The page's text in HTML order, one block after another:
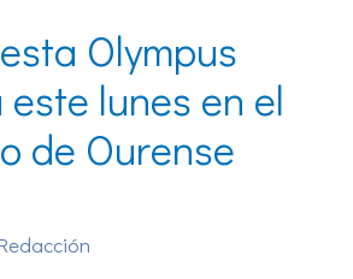
Olympus
lunes en el
de Ourense